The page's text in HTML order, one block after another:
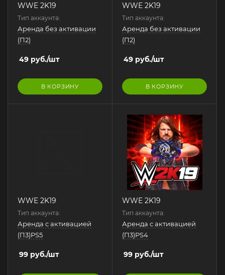
WWE 2K19
Тип аккаунта:
Аренда без активации
(П2)
49 руб./шт
В КОРЗИНУ
WWE 2K19
Тип аккаунта:
Аренда без активации
(П2)
49 руб./шт
В КОРЗИНУ
WWE 2K19
Тип аккаунта:
Аренда с активацией
(П3)PS5
99 руб./шт
WWE 2K19
Тип аккаунта:
Аренда с активацией
(П3)PS4
99 руб./шт